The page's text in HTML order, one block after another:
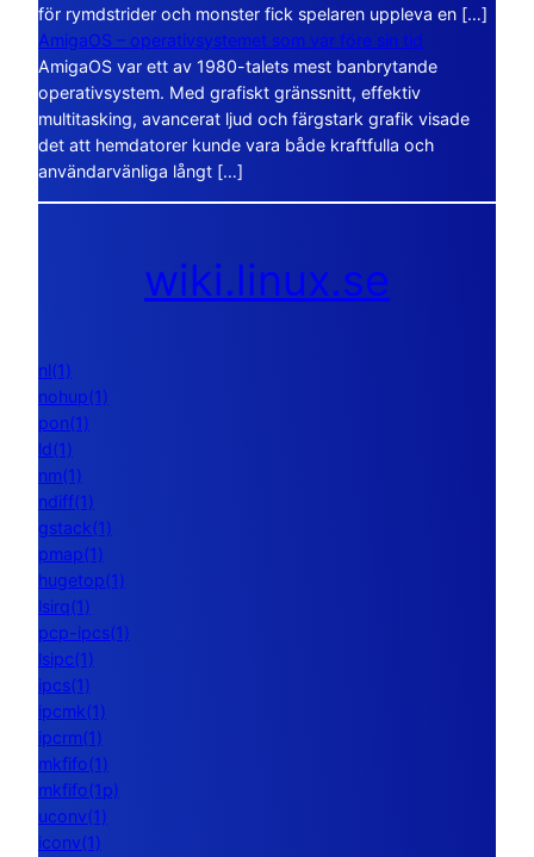
för rymdstrider och monster fick spelaren uppleva en […]
AmigaOS – operativsystemet som var före sin tid
AmigaOS var ett av 1980-talets mest banbrytande
operativsystem. Med grafiskt gränssnitt, effektiv
multitasking, avancerat ljud och färgstark grafik visade
det att hemdatorer kunde vara både kraftfulla och
användarvänliga långt […]
wiki.linux.se
nl(1)
nohup(1)
pon(1)
ld(1)
nm(1)
ndiff(1)
gstack(1)
pmap(1)
hugetop(1)
lsirq(1)
pcp-ipcs(1)
lsipc(1)
ipcs(1)
ipcmk(1)
ipcrm(1)
mkfifo(1)
mkfifo(1p)
uconv(1)
iconv(1)